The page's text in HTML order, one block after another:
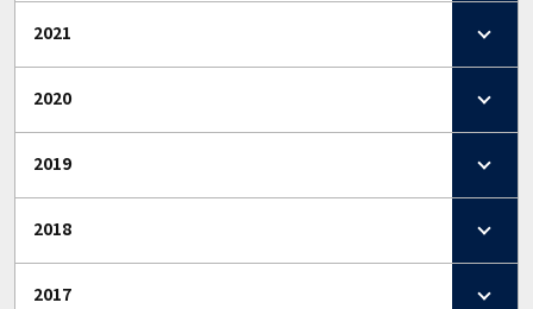
2021
2020
2019
2018
2017